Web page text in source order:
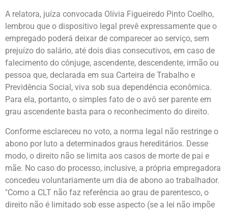
A relatora, juíza convocada Olívia Figueiredo Pinto Coelho,
lembrou que o dispositivo legal prevê expressamente que o
empregado poderá deixar de comparecer ao serviço, sem
prejuízo do salário, até dois dias consecutivos, em caso de
falecimento do cônjuge, ascendente, descendente, irmão ou
pessoa que, declarada em sua Carteira de Trabalho e
Previdência Social, viva sob sua dependência econômica.
Para ela, portanto, o simples fato de o avô ser parente em
grau ascendente basta para o reconhecimento do direito.
Conforme esclareceu no voto, a norma legal não restringe o
abono por luto a determinados graus hereditários. Desse
modo, o direito não se limita aos casos de morte de pai e
mãe. No caso do processo, inclusive, a própria empregadora
concedeu voluntariamente um dia de abono ao trabalhador.
"Como a CLT não faz referência ao grau de parentesco, o
direito não é limitado sob esse aspecto (se a lei não impõe